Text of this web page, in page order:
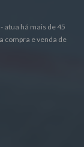
atua há mais de 45
compra e venda de